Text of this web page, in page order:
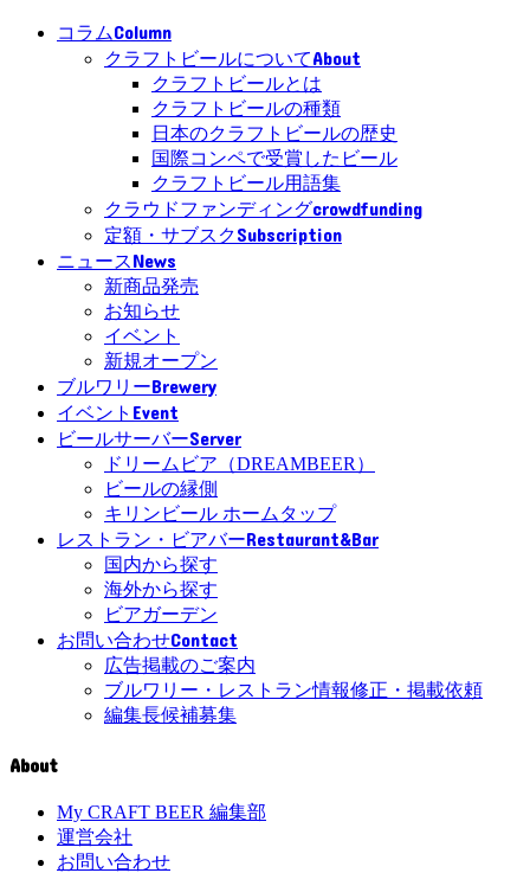
コラムColumn
クラフトビールについてAbout
クラフトビールとは
クラフトビールの種類
日本のクラフトビールの歴史
国際コンペで受賞したビール
クラフトビール用語集
クラウドファンディングcrowdfunding
定額・サブスクSubscription
ニュースNews
新商品発売
お知らせ
イベント
新規オープン
ブルワリーBrewery
イベント Event
ビールサーバーServer
ドリームビア（DREAMBEER）
ビールの縁側
キリンビール ホームタップ
レストラン・ビアバーRestaurant&Bar
国内から探す
海外から探す
ビアガーデン
お問い合わせContact
広告掲載のご案内
ブルワリー・レストラン情報修正・掲載依頼
編集長候補募集
About
My CRAFT BEER 編集部
運営会社
お問い合わせ